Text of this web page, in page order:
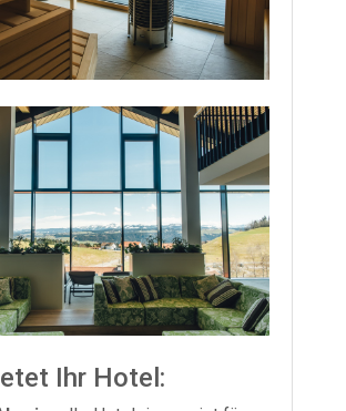
Ihr Hotel: